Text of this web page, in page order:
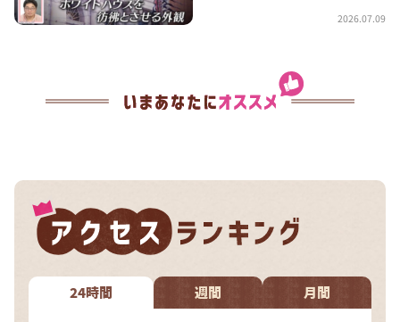
2026.07.09
24時間 週間 月間